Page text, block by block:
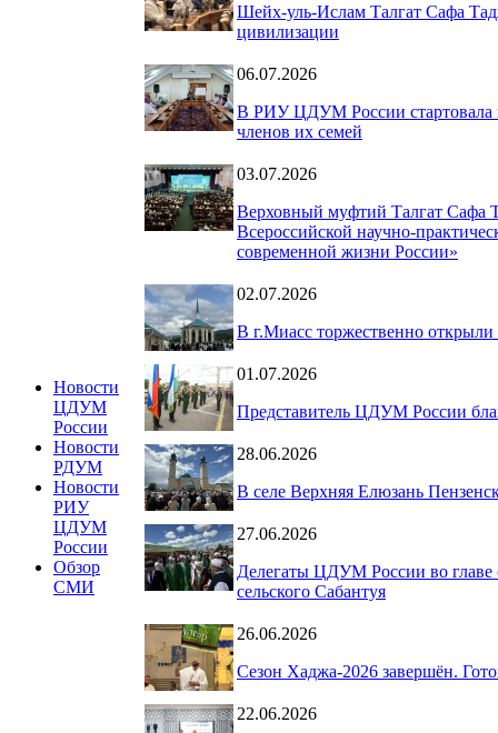
Новости
ЦДУМ
России
Новости
РДУМ
Новости
РИУ
ЦДУМ
России
Обзор
СМИ
Шейх-уль-Ислам Талгат Сафа
цивилизации
06.07.2026
В РИУ ЦДУМ России стартовала
членов их семей
03.07.2026
Верховный муфтий Талгат Сафа
Всероссийской научно-
современной жизни России»
02.07.2026
В г.Миасс торжественно
01.07.2026
Представитель ЦДУМ России
28.06.2026
В селе Верхняя Елюзань
27.06.2026
Делегаты ЦДУМ России во главе
сельского Сабантуя
26.06.2026
Сезон Хаджа-2026 завершён.
22.06.2026